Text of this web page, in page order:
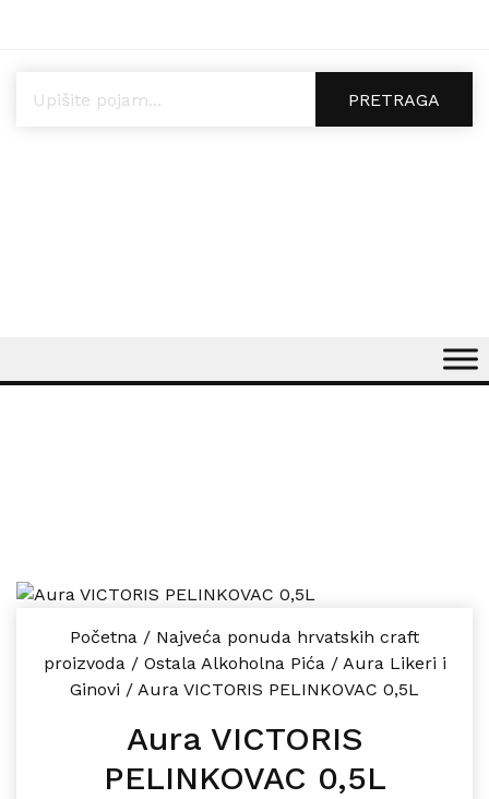
PRETRAGA
Početna / Najveća ponuda hrvatskih craft
proizvoda/ Ostala Alkoholna Pića/ Aura Likeri i
Ginovi / Aura VICTORIS PELINKOVAC 0,5L
Aura VICTORIS
PELINKOVAC 0,5L